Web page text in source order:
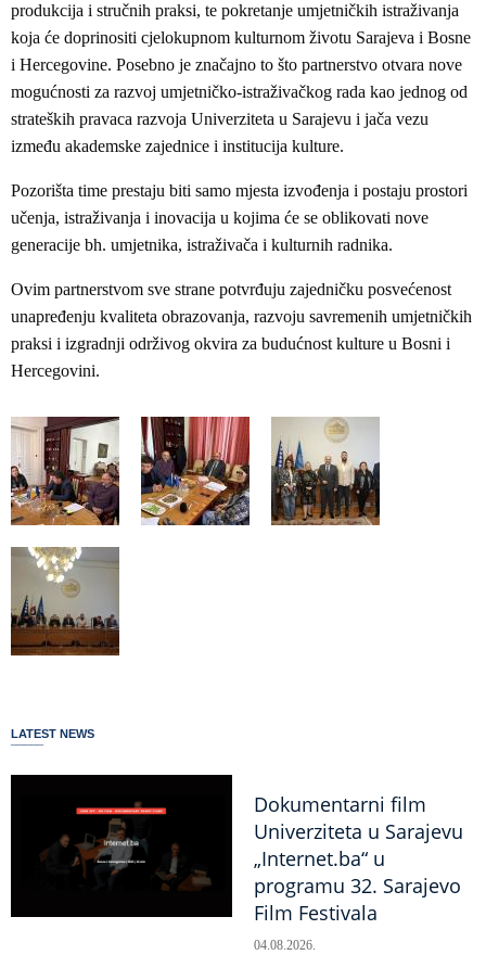
produkcija i stručnih praksi, te pokretanje umjetničkih istraživanja
koja će doprinositi cjelokupnom kulturnom životu Sarajeva i Bosne
i Hercegovine. Posebno je značajno to što partnerstvo otvara nove
mogućnosti za razvoj umjetničko-istraživačkog rada kao jednog od
strateških pravaca razvoja Univerziteta u Sarajevu i jača vezu
između akademske zajednice i institucija kulture.
Pozorišta time prestaju biti samo mjesta izvođenja i postaju prostori
učenja, istraživanja i inovacija u kojima će se oblikovati nove
generacije bh. umjetnika, istraživača i kulturnih radnika.
Ovim partnerstvom sve strane potvrđuju zajedničku posvećenost
unapređenju kvaliteta obrazovanja, razvoju savremenih umjetničkih
praksi i izgradnji održivog okvira za budućnost kulture u Bosni i
Hercegovini.
LATEST NEWS
Dokumentarni film
Univerziteta u Sarajevu
„Internet.ba“ u
programu 32. Sarajevo
Film Festivala
04.08.2026.